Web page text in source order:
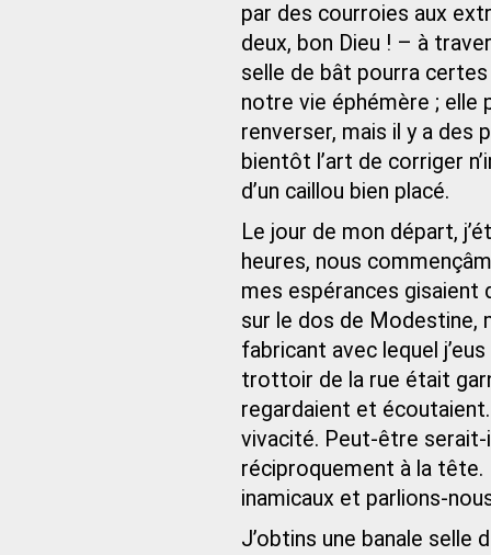
par des courroies aux
deux, bon Dieu ! – à
selle de bât pourra
notre vie éphémère ; elle
renverser, mais il y a des
bientôt l’art de corriger
d’un caillou bien placé.
Le jour de mon départ,
heures, nous
mes espérances gisaient
sur le dos de Modestine,
fabricant avec lequel
trottoir de la rue était
regardaient et
vivacité. Peut-être serait-
réciproquement à la
inamicaux et parlions-
J’obtins une banale selle